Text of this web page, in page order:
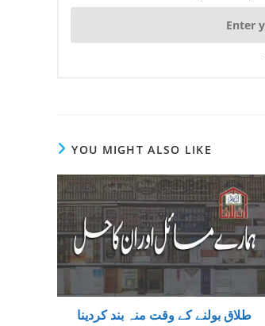
YOU MIGHT ALSO LIKE
طلاق بولنے کے وقت منہ بند کردینا